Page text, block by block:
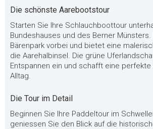
Die schönste Aarebootstour
Starten Sie Ihre Schlauchboottour
Bundeshauses und des Berner Münsters.
Bärenpark vorbei und bietet eine
die Aarehalbinsel. Die grüne
Entspannen ein und schafft eine perfekte
Alltag.
Die Tour im Detail
Beginnen Sie Ihre Paddeltour im
geniessen Sie den Blick auf die